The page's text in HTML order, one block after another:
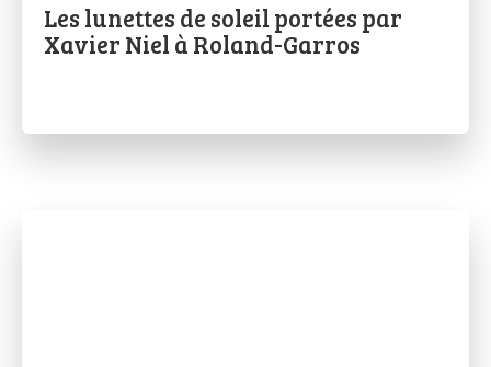
Les lunettes de soleil portées par
Xavier Niel à Roland-Garros